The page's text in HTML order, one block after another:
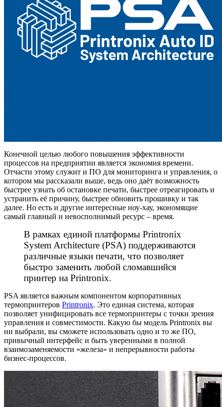
Конечной целью любого повышения эффективности
процессов на предприятии является экономия времени.
Отчасти этому служит и ПО для мониторинга и управления, о
котором мы рассказали выше, ведь оно даёт возможность
быстрее узнать об остановке печати, быстрее отреагировать и
устранить её причину, быстрее обновить прошивку и так
далее. Но есть и другие интересные ноу-хау, экономящие
самый главный и невосполнимый ресурс – время.
В рамках единой платформы Printronix
System Architecture (PSA) поддерживаются
различные языки печати, что позволяет
быстро заменить любой сломавшийся
принтер на Printronix.
PSA является важным компонентом корпоративных
термопринтеров Printronix. Это единая система, которая
позволяет унифицировать все термопринтеры с точки зрения
управления и совместимости. Какую бы модель Printronix вы
ни выбрали, вы сможете использовать одно и то же ПО,
привычный интерфейс и быть уверенными в полной
взаимозаменяемости «железа» и непрерывности работы
бизнес-процессов.